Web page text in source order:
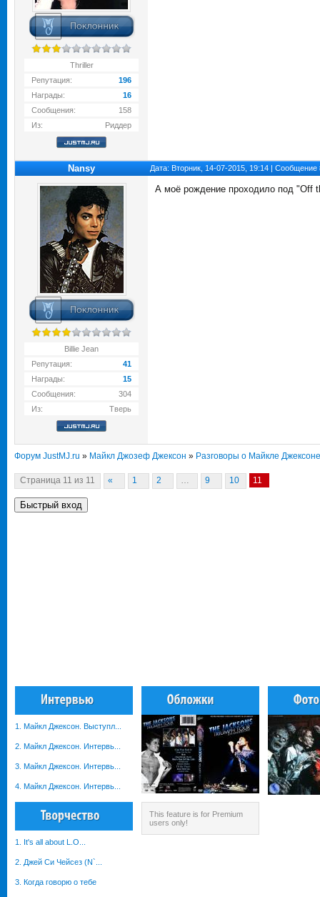
Thriller
Репутация:
196
Награды:
16
Сообщения:
158
Из:
Риддер
Nansy Дата: Вторник, 14-07-2015, 19:14 |
Billie Jean
Репутация:
41
Награды:
15
Сообщения:
304
Из:
Тверь
А моё рождение проходило под "Off
Форум JustMJ.ru » Майкл Джозеф Джексон » Разговоры о Майкле Джексоне
Страница 11 из 11 « 1 2 … 9 10 11
1. Майкл Джексон. Выступл...
2. Майкл Джексон. Интервь...
3. Майкл Джексон. Интервь...
4. Майкл Джексон. Интервь...
1. It's all about L.O...
2. Джей Си Чейсез (N`...
3. Когда говорю о тебе
This feature is for Premium
users only!